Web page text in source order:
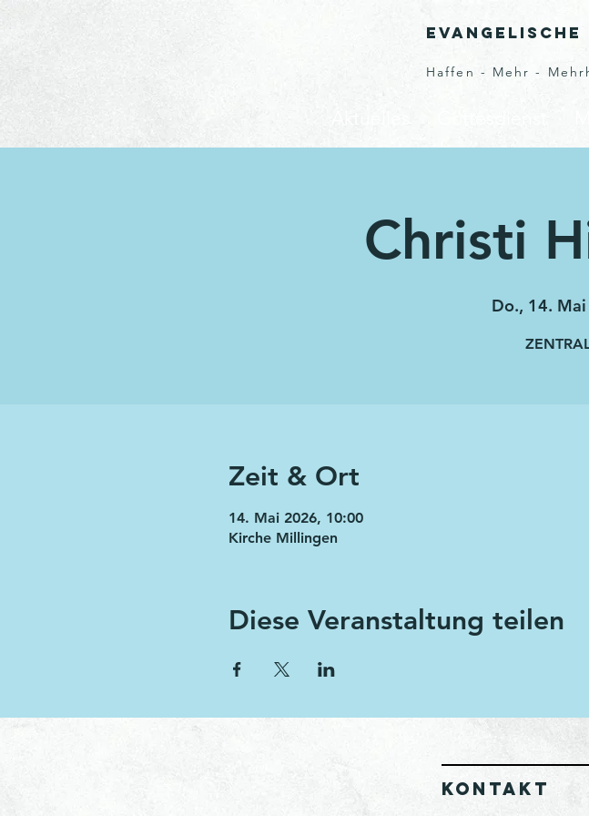
Evangelische
Haffen - Mehr -
Christi
Do., 14. Mai
Zeit & Ort
14. Mai 2026, 10:00
Kirche Millingen
Diese Veranstaltung teilen
KONTAKT